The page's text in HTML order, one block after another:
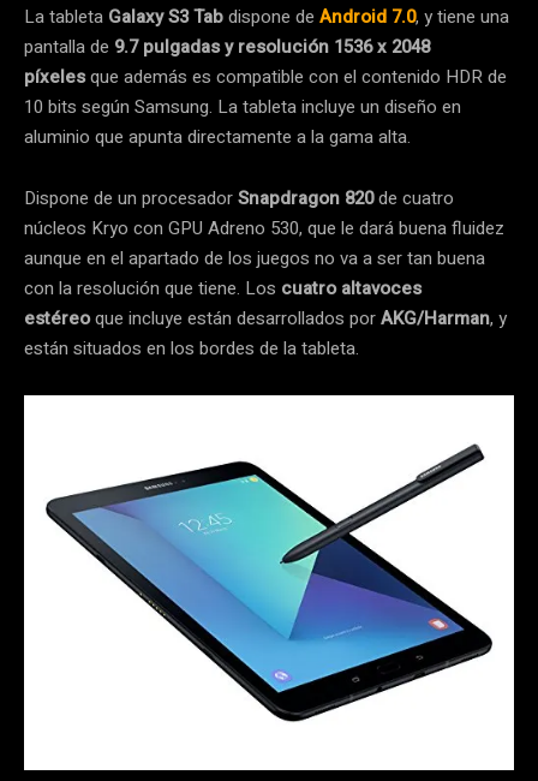
La tableta Galaxy S3 Tabdispone de Android 7.0, y tiene una
pantalla de 9.7 pulgadas y resolución 1536 x 2048
píxelesque además es compatible con el contenido HDR de
10 bits según Samsung. La tableta incluye un diseño en
aluminio que apunta directamente a la gama alta.
Dispone de un procesadorSnapdragon 820de cuatro
núcleos Kryo con GPU Adreno 530, que le dará buena fluidez
aunque en el apartado de los juegos no va a ser tan buena
con la resolución que tiene. Los cuatro altavoces
estéreoque incluye están desarrollados porAKG/Harman, y
están situados en los bordes de la tableta.